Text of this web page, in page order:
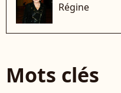
Régine
Mots clés